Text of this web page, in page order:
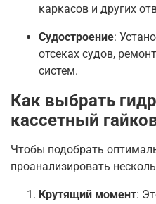
каркасов и других
Судостроение:
отсеках судов,
систем.
Как выбрать
кассетный
Чтобы подобрать
проанализировать
Крутящий момент: